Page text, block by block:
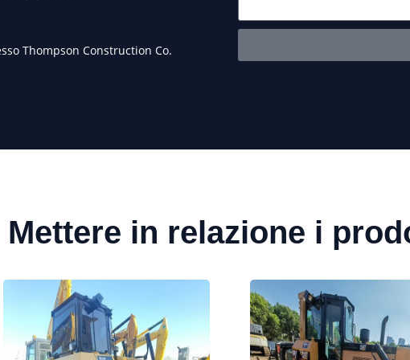
Thompson Construction Co.
Maria
Mettere in relazione i